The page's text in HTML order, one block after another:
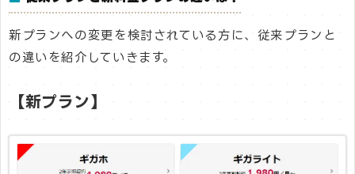
新プランへの変更を検討されている方に、従来プランと
の違いを紹介していきます。
【新プラン】